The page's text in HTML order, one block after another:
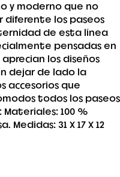
y moderno que no
diferente los paseos
de esta línea
pensadas en
los diseños
dejar de lado la
accesorios que
todos los paseos
Materiales: 100 %
31 X 17 X 12